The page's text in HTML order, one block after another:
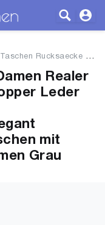
Taschen Rucksaecke
Realer
Leder
mit
Grau